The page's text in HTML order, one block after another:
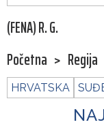
(FENA) R. G.
Početna > Regija
HRVATSKA